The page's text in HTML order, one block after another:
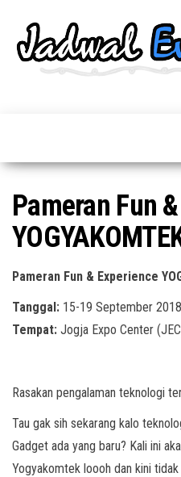
Acara
Pameran,
Bazaar,
Workshop,
Job Fair,
Lomba dll.
Pameran Fun
Pameran Fun & Experience
Tanggal: 15-19 September 2018
Tempat: Jogja Expo Center
Rasakan pengalaman teknologi
Tau gak sih sekarang kalo
Gadget ada yang baru? Kali ini
Yogyakomtek loooh dan kini